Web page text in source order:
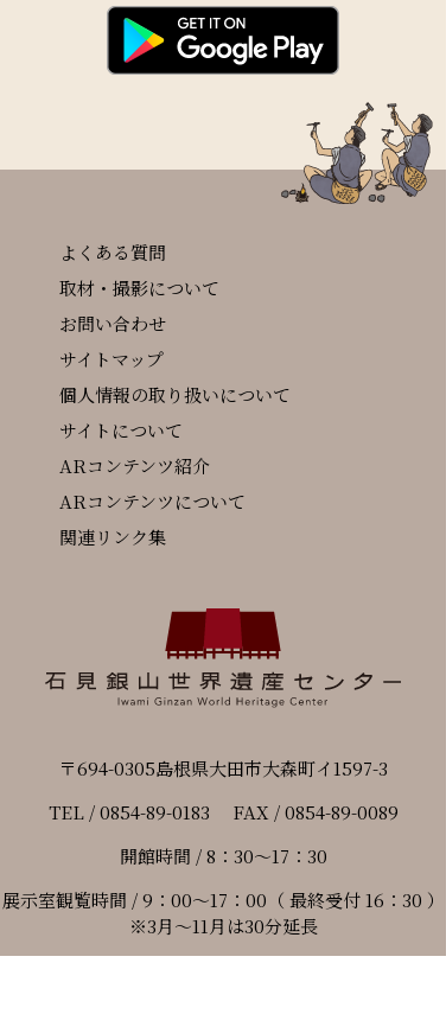
よくある質問
取材・撮影について
お問い合わせ
サイトマップ
個人情報の取り扱いについて
サイトについて
ARコンテンツ紹介
ARコンテンツについて
関連リンク集
〒694-0305島根県大田市大森町イ1597-3
TEL / 0854-89-0183 FAX / 0854-89-0089
開館時間 / 8：30～17：30
展示室観覧時間 / 9：00～17：00（ 最終受付 16：30 ）
※3月～11月は30分延長